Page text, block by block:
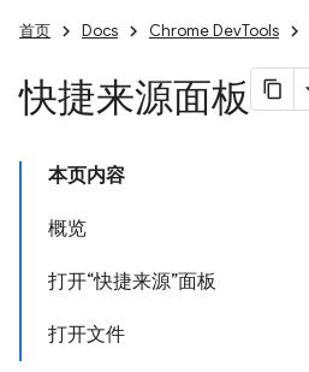
首页 Docs Chrome DevTools
快捷来源面板
本页内容
概览
打开“快捷来源”面板
打开文件